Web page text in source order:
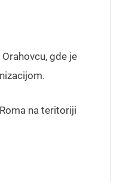
gde je
na teritoriji